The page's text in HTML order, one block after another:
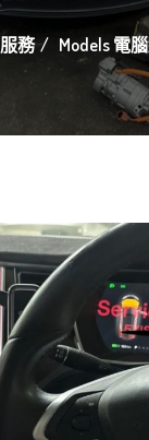
服務 Models 電